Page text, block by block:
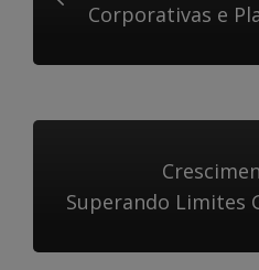
Corporativas e
Superando Limites